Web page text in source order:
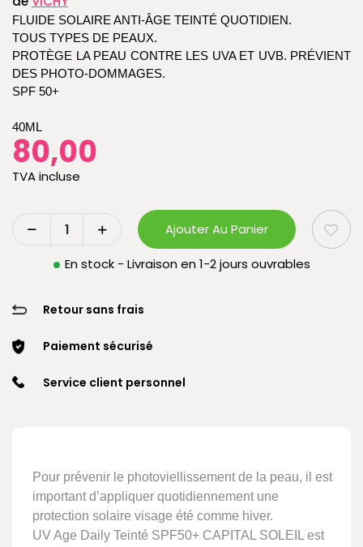
FLUIDE SOLAIRE ANTI-ÂGE TEINTÉ QUOTIDIEN.
TOUS TYPES DE PEAUX.
PROTÈGE LA PEAU CONTRE LES UVA ET UVB. PRÉVIENT
DES PHOTO-DOMMAGES.
SPF 50+
40ML
80,00
TVA incluse
Ajouter Au Panier
En stock - Livraison en 1-2 jours ouvrables
Retour sans frais
Paiement sécurisé
Service client personnel
Pour prévenir le photoviellissement de la peau, il est
important d’appliquer quotidiennement une
protection solaire visage été comme hiver.
UV Age Daily Teinté SPF50+ CAPITAL SOLEIL est